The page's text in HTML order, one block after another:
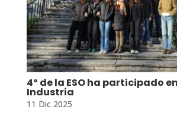
4º de la ESO ha participado
Industria
11 Dic 2025